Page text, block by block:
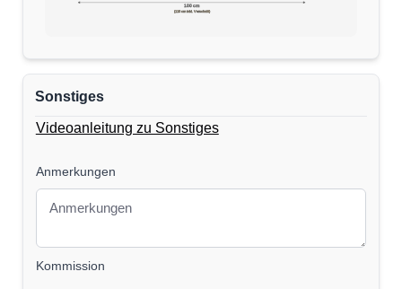
100 cm
(110 cm inkl. Verschnitt)
Sonstiges
Videoanleitung zu Sonstiges
Anmerkungen
Kommission